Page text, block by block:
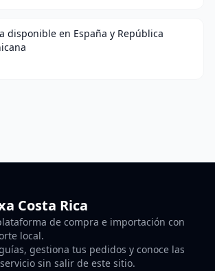
disponible en España y República
Costa Rica
de compra e importación con
local.
gestiona tus pedidos y conoce las
sin salir de este sitio.